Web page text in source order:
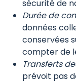
sécurité de
Durée de
données
conservées
compter de
Transferts
prévoit pas